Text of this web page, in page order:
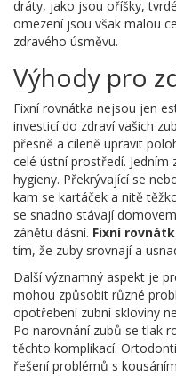
dráty, jako jsou oříšky,
omezení jsou však malou
zdravého úsměvu.
Výhody pro
Fixní rovnátka nejsou jen
investicí do zdraví vašich
přesně a cíleně upravit
celé ústní prostředí.
hygieny. Překrývající se
kam se kartáček a nitě
se snadno stávají
zánětu dásní. Fixní
tím, že zuby srovnají a
Další významný aspekt je
mohou způsobit různé
opotřebení zubní skloviny
Po narovnání zubů se tlak
těchto komplikací.
řešení problémů s